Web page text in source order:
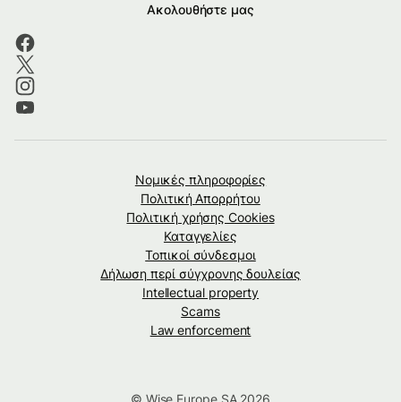
Ακολουθήστε μας
Νομικές πληροφορίες
Πολιτική Απορρήτου
Πολιτική χρήσης Cookies
Καταγγελίες
Τοπικοί σύνδεσμοι
Δήλωση περί σύγχρονης δουλείας
Intellectual property
Scams
Law enforcement
© Wise Europe SA 2026